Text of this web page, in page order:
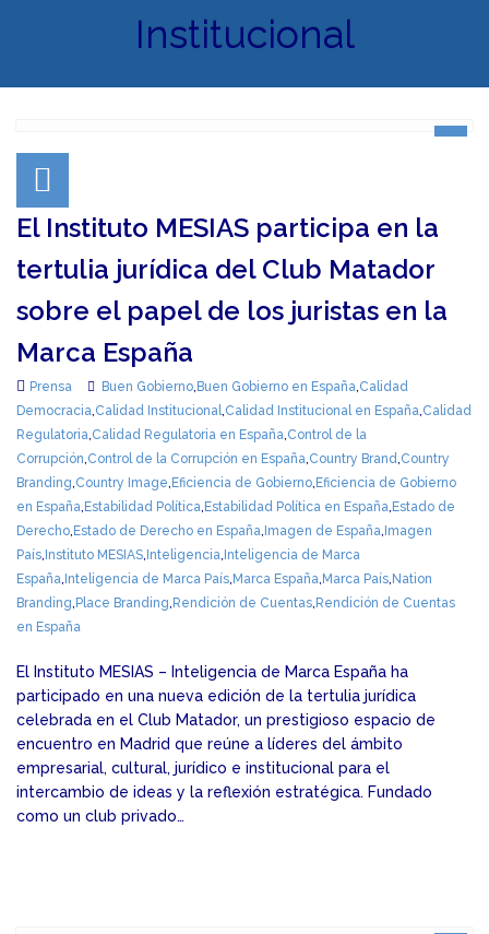
Institucional
El Instituto MESIAS participa en la
tertulia jurídica del Club Matador
sobre el papel de los juristas en la
Marca España
Prensa Buen Gobierno, Buen Gobierno en España,Calidad
Democracia,Calidad Institucional,Calidad Institucional en España,Calidad
Regulatoria,Calidad Regulatoria en España,Control de la
Corrupción,Control de la Corrupción en España,Country Brand,Country
Branding,Country Image, Eficiencia de Gobierno, Eficiencia de Gobierno
en España, Estabilidad Política, Estabilidad Política en España, Estado de
Derecho, Estado de Derecho en España, Imagen de España, Imagen
País, Instituto MESIAS, Inteligencia, Inteligencia de Marca
España, Inteligencia de Marca País, Marca España, Marca País, Nation
Branding, Place Branding, Rendición de Cuentas, Rendición de Cuentas
en España
El Instituto MESIAS – Inteligencia de Marca España ha
participado en una nueva edición de la tertulia jurídica
celebrada en el Club Matador, un prestigioso espacio de
encuentro en Madrid que reúne a líderes del ámbito
empresarial, cultural, jurídico e institucional para el
intercambio de ideas y la reflexión estratégica. Fundado
como un club privado…